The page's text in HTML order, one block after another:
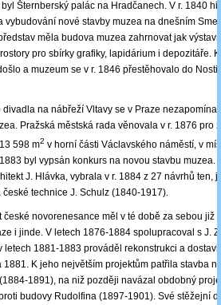
Šternberský palác na Hradčanech. V r. 1840
vybudování nové stavby muzea na dnešním
měla budova muzea zahrnovat jak
pro sbírky grafiky, lapidárium i depozitáře.
a muzeum se v r. 1846 přestěhovalo do
divadla na nábřeží Vltavy se v Praze
Pražská městská rada věnovala v r. 1876 pro
598 m2 v horní části Václavského náměstí, v
byl vypsán konkurs na novou stavbu muzea.
J. Hlávka, vybrala v r. 1884 z 27 návrhů ten,
technice J. Schulz (1840-1917).
české novorenesance měl v té době za sebou již
i jinde. V letech 1876-1884 spolupracoval s J.
letech 1881-1883 prováděl rekonstrukci a
K jeho největším projektům patřila stavba
1891), na niž později navázal obdobný
budovy Rudolfina (1897-1901). Své stěžejní